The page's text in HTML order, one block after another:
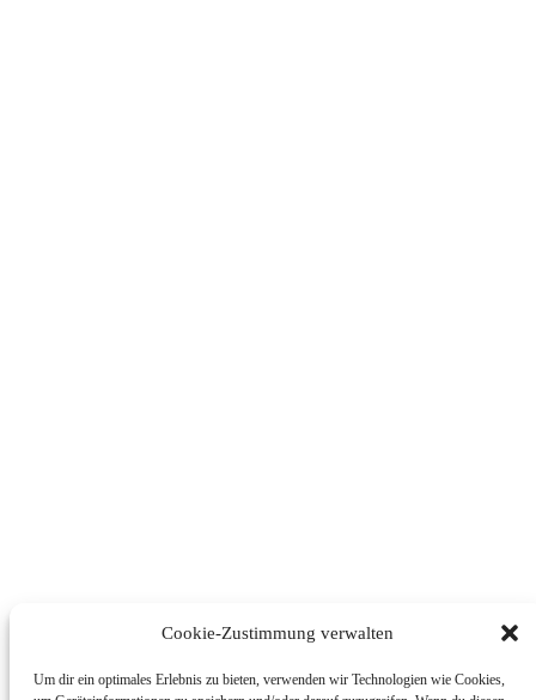
Cookie-Zustimmung verwalten
Um dir ein optimales Erlebnis zu bieten, verwenden wir Technologien wie Cookies,